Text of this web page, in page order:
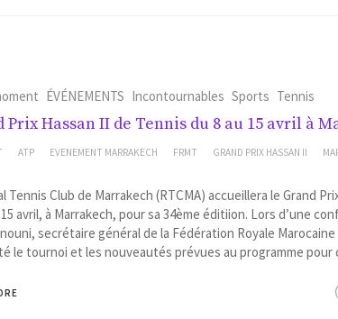
ÉVÉNEMENTS Incontournables Sports Tennis
Prix Hassan II de Tennis du 8 au 15 avril à
ATP EVENEMENT MARRAKECH FRMT GRAND PRIX HASSAN II
Tennis Club de Marrakech (RTCMA) accueillera le Grand
avril, à Marrakech, pour sa 34ème éditiion. Lors d’une
secrétaire général de la Fédération Royale Marocaine
le tournoi et les nouveautés prévues au programme